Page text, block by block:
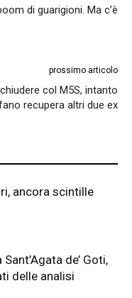
di guarigioni. Ma c’è
prossimo articolo
col M5S, intanto
recupera altri due ex
ancora scintille
de’ Goti,
delle analisi